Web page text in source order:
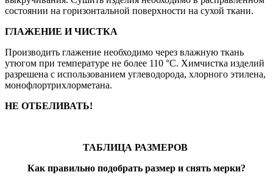
состоянии на горизонтальной поверхности на сухой ткани.
ГЛАЖЕНИЕ И ЧИСТКА
Производить глажение необходимо через влажную ткань
утюгом при температуре не более 110 °С. Химчистка изделий
разрешена с использованием углеводорода, хлорного этилена,
монофлортрихлорметана.
НЕ ОТБЕЛИВАТЬ!
ТАБЛИЦА РАЗМЕРОВ
Как правильно подобрать размер и снять мерки?